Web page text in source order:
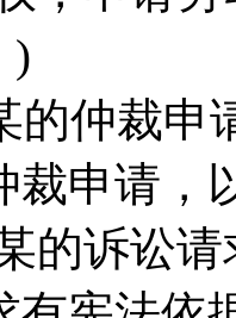
)
的仲裁申
裁申请，
的诉讼请